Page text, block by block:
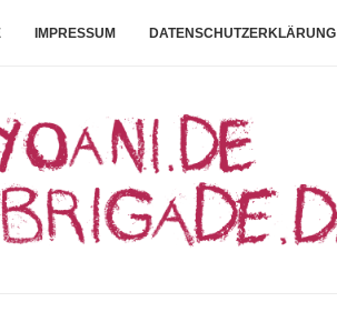
IMPRESSUM DATENSCHUTZERKLÄRUNG